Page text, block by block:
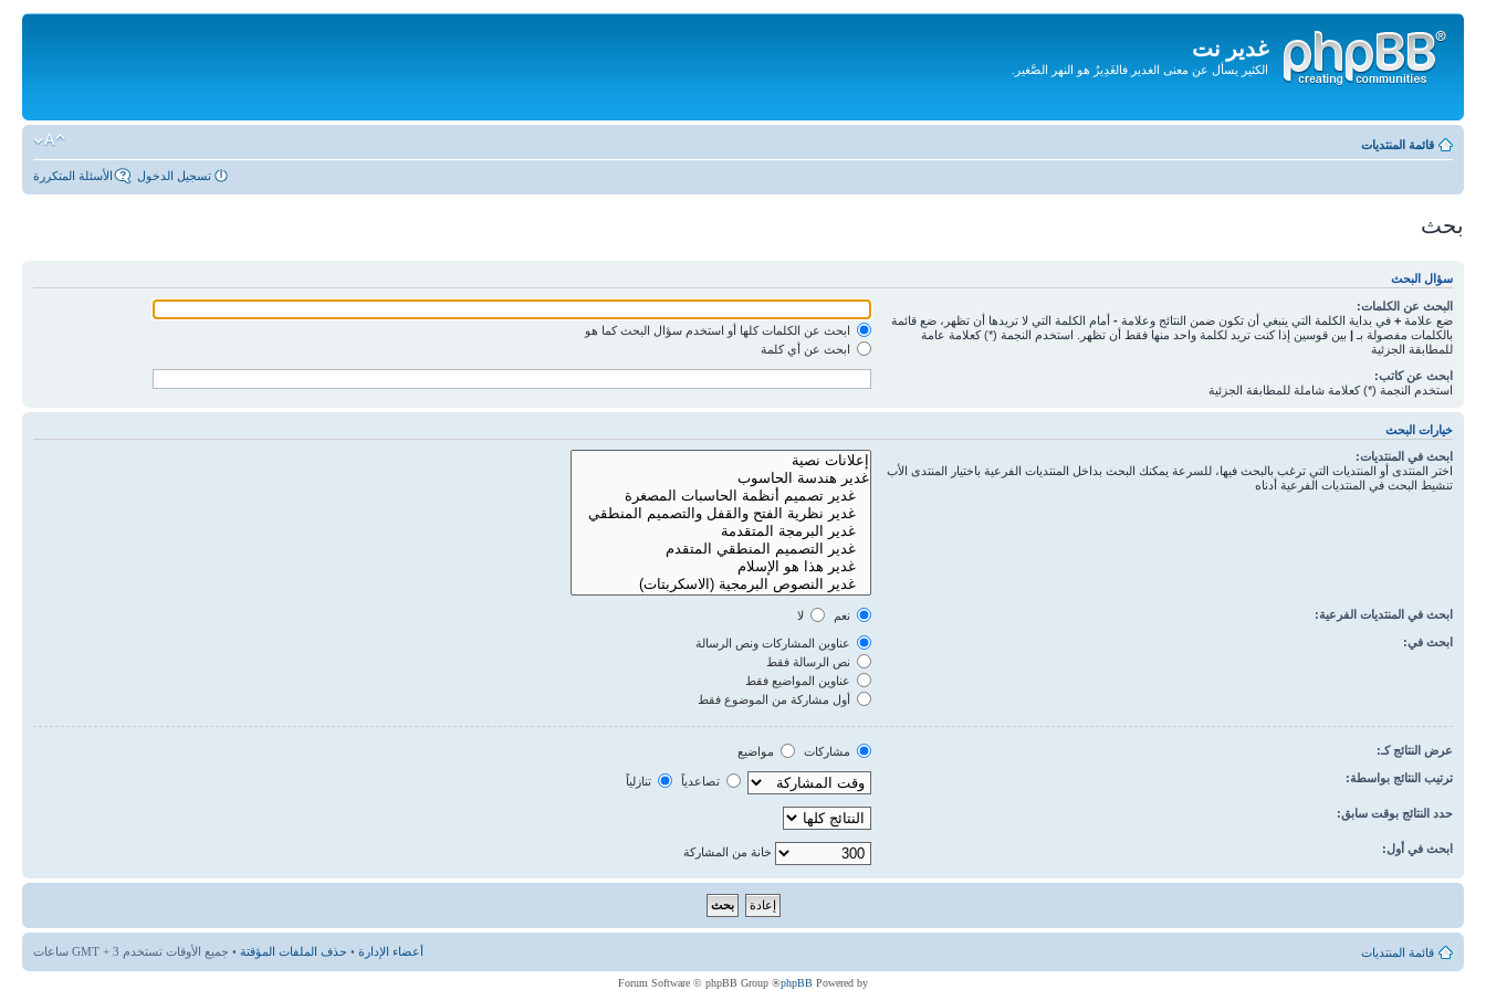
غدير نت
الكثير يسأل عن معنى الغدير فالغَدِيرُ هو النهر الصَّغير.
المحتويات
قائمة المنتديات
الأسئلة المتكررة تسجيل الدخول
بحث
سؤال البحث
البحث عن الكلمات:
ضع علامة + في بداية الكلمة التي ينبغي أن تكون ضمن النتائج وعلامة - أمام الكلمة التي لا تريدها أن تظهر، ضع قائمة
بالكلمات مفصولة بـ | بين قوسين إذا كنت تريد لكلمة واحد منها فقط أن تظهر. استخدم النجمة (*) كعلامة عامة
للمطابقة الجزئية
ابحث عن الكلمات كلها أو استخدم سؤال البحث كما هو
ابحث عن أي كلمة
ابحث عن كاتب:
استخدم النجمة (*) كعلامة شاملة للمطابقة الجزئية
خيارات البحث
ابحث في المنتديات:
اختر المنتدى أو المنتديات التي ترغب بالبحث فيها، للسرعة يمكنك البحث بداخل المنتديات الفرعية باختيار المنتدى الأب
تنشيط البحث في المنتديات الفرعية أدناه
ابحث في المنتديات الفرعية: نعم
لا
ابحث في:
عناوين المشاركات ونص الرسالة
نص الرسالة فقط
عناوين المواضيع فقط
أول مشاركة من الموضوع فقط
عرض النتائج كـ: مشاركات
مواضيع
ترتيب النتائج بواسطة:
تصاعدياً تنازلياً
حدد النتائج بوقت سابق:
ابحث في أول: خانة من المشاركة
قائمة المنتديات أعضاء الإدارة • حذف الملفات المؤقتة • جميع الأوقات تستخدم GMT + 3 ساعات
Powered by
phpBB
® Forum Software © phpBB Group